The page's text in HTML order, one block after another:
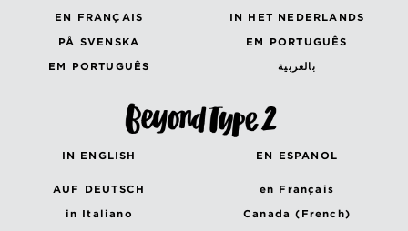
EN FRANÇAIS
IN HET NEDERLANDS
PÅ SVENSKA
EM PORTUGUÊS
EM PORTUGUÊS
بالعربية
IN ENGLISH EN ESPANOL
AUF DEUTSCH
en Français
in Italiano
Canada (French)